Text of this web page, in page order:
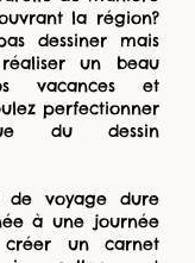
la région?
dessiner mais
un beau
vacances et
perfectionner
du dessin
de voyage dure
à une journée
un carnet